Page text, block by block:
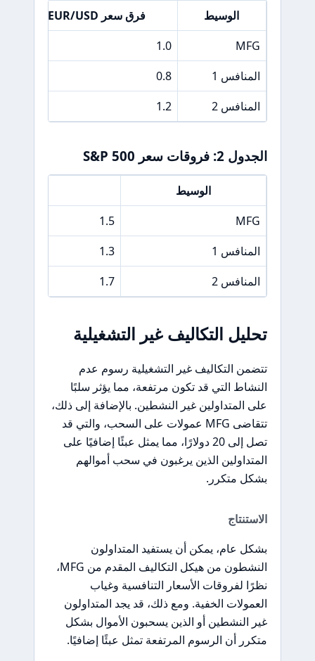
الوسيط
فرق سعر EUR/USD
MFG
1.0
المنافس 1
0.8
المنافس 2
1.2
الجدول 2: فروقات سعر S&P 500
الوسيط
MFG
1.5
المنافس 1
1.3
المنافس 2
1.7
تحليل التكاليف غير التشغيلية
تتضمن التكاليف غير التشغيلية رسوم عدم
النشاط التي قد تكون مرتفعة، مما يؤثر سلبًا
على المتداولين غير النشطين. بالإضافة إلى ذلك،
تتقاضى MFG عمولات على السحب، والتي قد
تصل إلى 20 دولارًا، مما يمثل عبئًا إضافيًا على
المتداولين الذين يرغبون في سحب أموالهم
بشكل متكرر.
الاستنتاج
بشكل عام، يمكن أن يستفيد المتداولون
النشطون من هيكل التكاليف المقدم من MFG،
نظرًا لفروقات الأسعار التنافسية وغياب
العمولات الخفية. ومع ذلك، قد يجد المتداولون
غير النشطين أو الذين يسحبون الأموال بشكل
متكرر أن الرسوم المرتفعة تمثل عبئًا إضافيًا.